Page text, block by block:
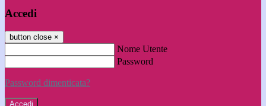
Accedi
button close ×
Nome Utente
Password
Password dimenticata?